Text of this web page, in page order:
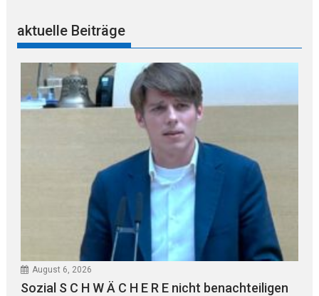
aktuelle Beiträge
August 6, 2026
Sozial S C H W Ä C H E R E nicht benachteiligen